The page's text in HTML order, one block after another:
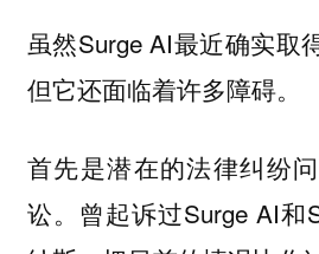
虽然Surge AI最近确实取
但它还面临着许多障碍。
首先是潜在的法律纠纷
讼。 曾起诉过Surge AI和